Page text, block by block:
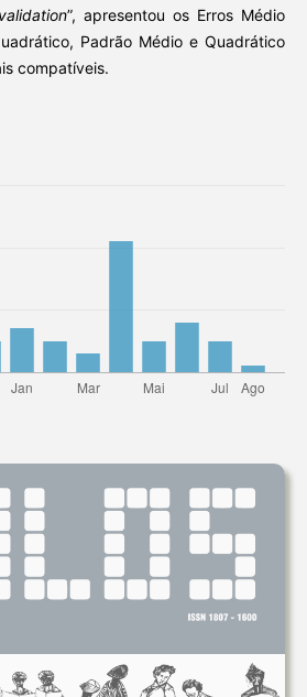
”, apresentou os Erros Médio
Padrão Médio e Quadrático
compatíveis.